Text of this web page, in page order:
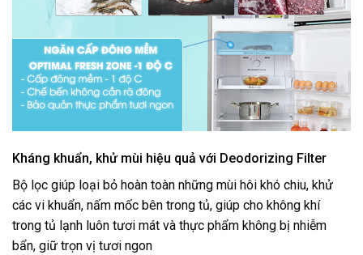
Kháng khuẩn, khử mùi hiệu quả với Deodorizing Filter
Bộ lọc giúp loại bỏ hoàn toàn những mùi hôi khó chiu, khử
các vi khuẩn, nấm mốc bên trong tủ, giúp cho không khí
trong tủ lạnh luôn tươi mát và thực phẩm không bị nhiễm
bẩn, giữ trọn vị tươi ngon